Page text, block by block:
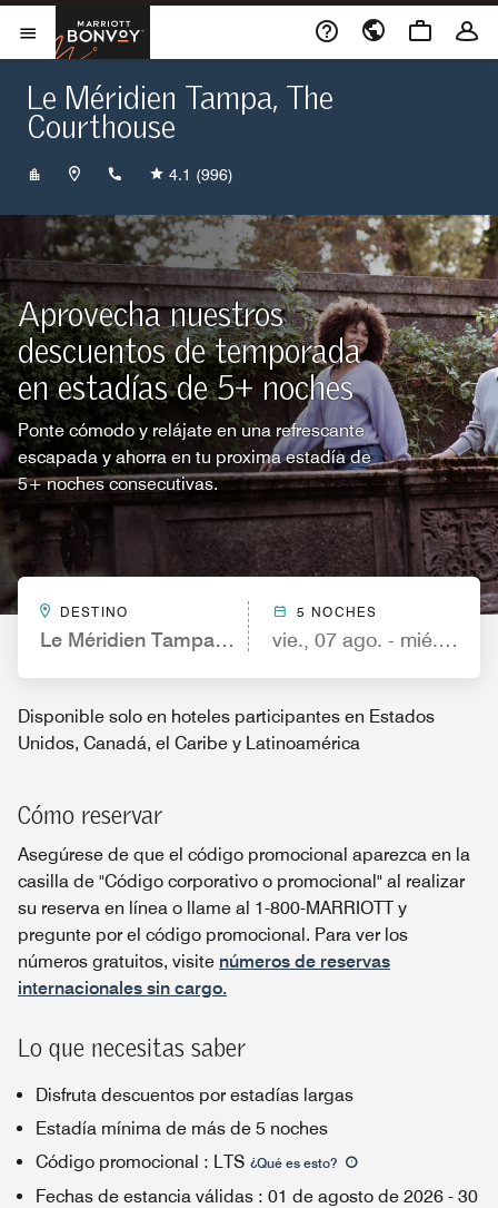
Skip to Content
Abrir el menú
Marriott Bonvoy
Le Méridien Tampa, The
Courthouse
+18132219555
4.1 (996)
Aprovecha nuestros
descuentos de temporada
en estadías de 5+ noches
Ponte cómodo y relájate en una refrescante
escapada y ahorra en tu proxima estadía de
5+ noches consecutivas.
DESTINO
Le Méridien Tampa, The Courthouse
5 NOCHES
vie., 07 ago. - mié., 12
Disponible solo en hoteles participantes en Estados
Unidos, Canadá, el Caribe y Latinoamérica
Cómo reservar
Asegúrese de que el código promocional aparezca en la
casilla de "Código corporativo o promocional" al realizar
su reserva en línea o llame al 1-800-MARRIOTT y
pregunte por el código promocional. Para ver los
números gratuitos, visite números de reservas
internacionales sin cargo.
Lo que necesitas saber
Disfruta descuentos por estadías largas
Estadía mínima de más de 5 noches
Código promocional : LTS ¿Qué es esto?
Fechas de estancia válidas : 01 de agosto de 2026 - 30